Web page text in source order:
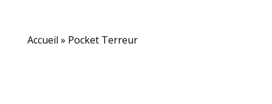
Accueil » Pocket Terreur